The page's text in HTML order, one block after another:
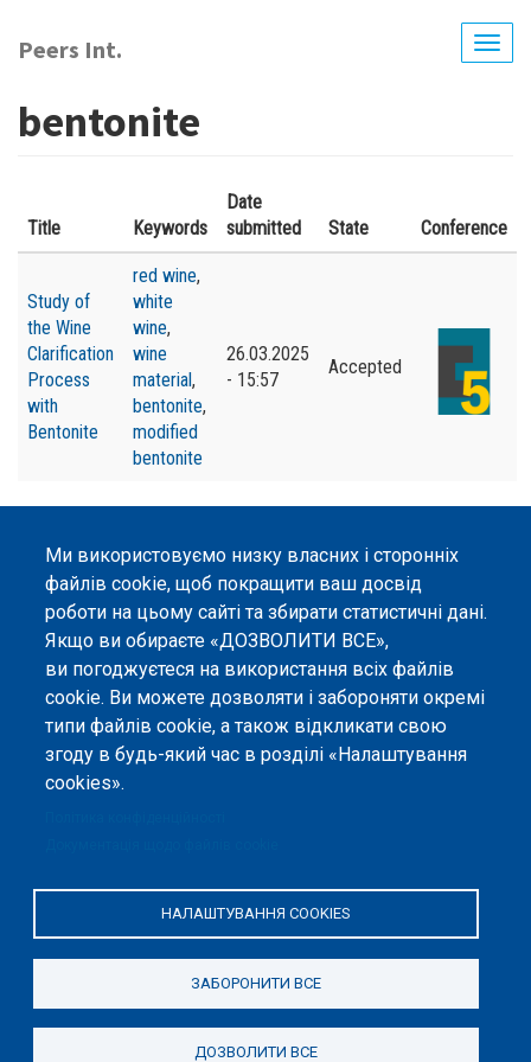
до
основного
Peers Int.
bentonite
Title Keywords
Date
submitted
State Conference
Study of
the Wine
Clarification
Process
with
Bentonite
red wine,
white
wine,
wine
material,
bentonite,
modified
bentonite
26.03.2025
- 15:57
Accepted
Ми використовуємо низку власних і сторонніх
файлів cookie, щоб покращити ваш досвід
роботи на цьому сайті та збирати статистичні дані.
Якщо ви обираєте «ДОЗВОЛИТИ ВСЕ»,
ви погоджуєтеся на використання всіх файлів
cookie. Ви можете дозволяти і забороняти окремі
типи файлів cookie, а також відкликати свою
згоду в будь-який час в розділі «Налаштування
cookies».
НАЛАШТУВАННЯ COOKIES
ЗАБОРОНИТИ ВСЕ
ДОЗВОЛИТИ ВСЕ
Peers International, платформа відкритого
рецензування, 2023-2026. |Налаштування файлів
cookie .
Вміст сайту опубліковано на умовах ліцензії «Із
Зазначенням Авторства 4.0 Міжнародна», якщо не
вказано інше.
змісту, який відображає виключно погляди авторів. Єврокомісія не
несе відповідальності за будь-яке використання інформації, розміщеної
на цьому вебсайті.